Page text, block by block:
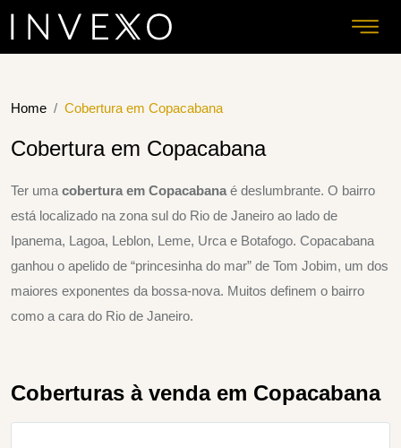
Home Cobertura em Copacabana
Cobertura em Copacabana
Ter uma cobertura em Copacabana é deslumbrante. O bairro
está localizado na zona sul do Rio de Janeiro ao lado de
Ipanema, Lagoa, Leblon, Leme, Urca e Botafogo. Copacabana
ganhou o apelido de “princesinha do mar” de Tom Jobim, um dos
maiores exponentes da bossa-nova. Muitos definem o bairro
como a cara do Rio de Janeiro.
Coberturas à venda em Copacabana